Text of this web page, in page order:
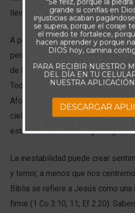
lleva a preguntar: ¿Hay algo que
A pesar de lo aterradoras que
permítame darle un ejemplo aun
de hoy, vemos que los cielos y la
Todo será destruido —quemado,
Afortunadamente, tenemos la
cielos y tierra nuevos, pero
estará sometido a una gran
La inestabilidad puede crear
y temor, a menos que nos
Biblia se refiere a Jesús como una
firme (1 Co 3.10, 11; Ef 2.20).
grande si confías en
injusticias acaban
se supera, porque el coraje
el miedo te fortalece,
hacen aprender y porque
DIOS hoy, camina
PARA RECIBIR NUESTRO
DEL DÍA EN TU
NUESTRA
DESCARGAR